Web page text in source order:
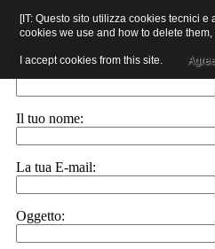
Invia ad un amico.
E-Mail a:
Il tuo nome:
La tua E-mail:
Oggetto:
[IT: Questo sito utilizza cookies tecnici
cookies we use and how to delete them,
I accept cookies from this site.